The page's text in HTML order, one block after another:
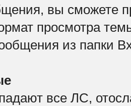
вы сможете
просмотра
из папки
все ЛС,